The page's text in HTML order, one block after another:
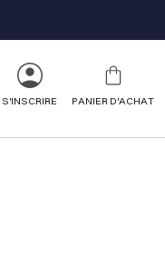
S'INSCRIRE PANIER D'ACHAT